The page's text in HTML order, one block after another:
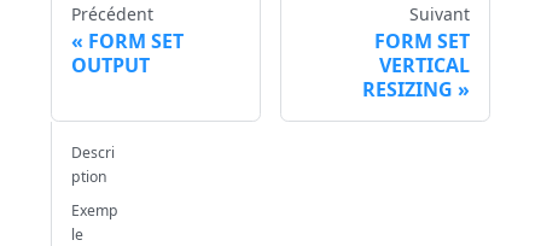
Précédent
FORM SET
OUTPUT
Suivant
FORM SET
VERTICAL
RESIZING
Descri
ption
Exemp
le